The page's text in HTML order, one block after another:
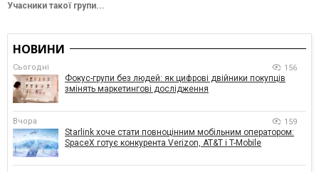
Учасники такої групи...
НОВИНИ
Сьогодні 156
Фокус-групи без людей: як цифрові двійники покупців
змінять маркетингові дослідження
Вчора 159
Starlink хоче стати повноцінним мобільним оператором:
SpaceX готує конкурента Verizon, AT&T і T-Mobile